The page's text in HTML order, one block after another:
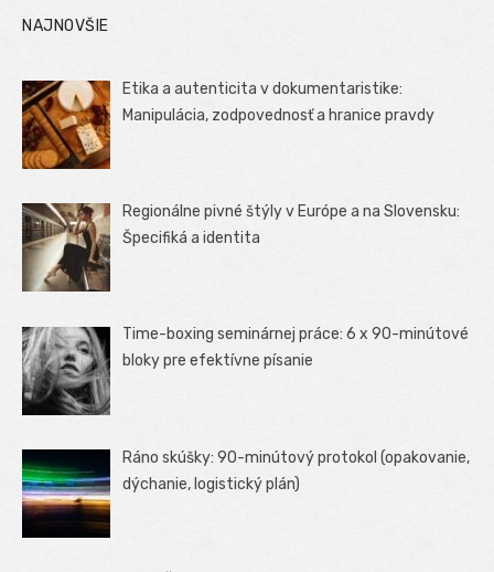
NAJNOVŠIE
Etika a autenticita v dokumentaristike:
Manipulácia, zodpovednosť a hranice pravdy
Regionálne pivné štýly v Európe a na Slovensku:
Špecifiká a identita
Time-boxing seminárnej práce: 6 x 90-minútové
bloky pre efektívne písanie
Ráno skúšky: 90-minútový protokol (opakovanie,
dýchanie, logistický plán)